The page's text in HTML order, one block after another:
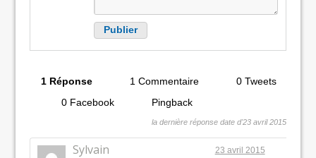
1 Réponse 1 Commentaire
0 Tweets
0 Facebook
Pingback
la dernière réponse date d'23 avril 2015
Sylvain 23 avril 2015